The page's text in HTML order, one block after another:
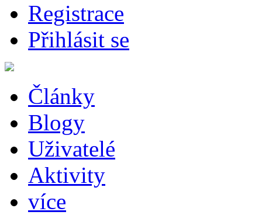
Registrace
Přihlásit se
Články
Blogy
Uživatelé
Aktivity
více